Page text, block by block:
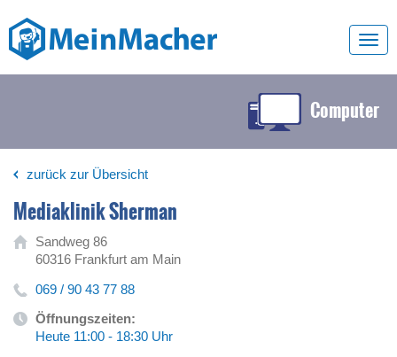
Computer
zurück zur Übersicht
Mediaklinik Sherman
Sandweg 86
60316 Frankfurt am Main
069 / 90 43 77 88
Öffnungszeiten:
Heute 11:00 - 18:30 Uhr